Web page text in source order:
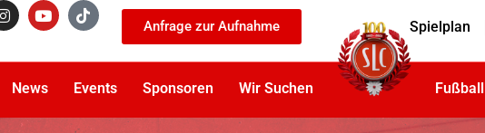
Anfrage zur Aufnahme Spielplan
News Events Sponsoren Wir Suchen Fußball